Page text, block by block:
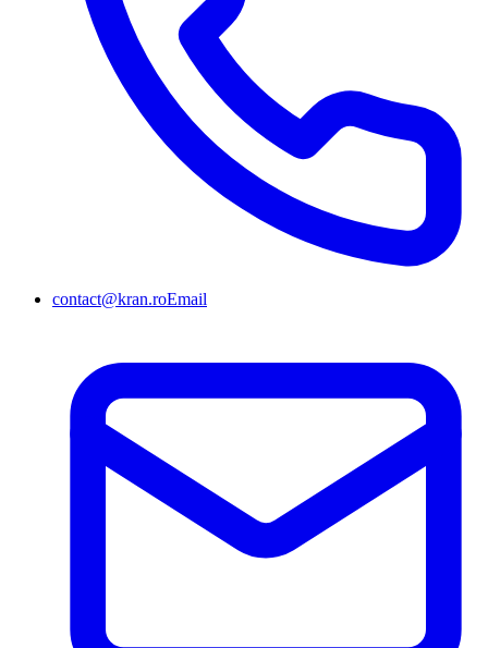
contact@kran.roEmail